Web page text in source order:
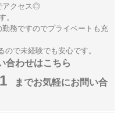
アクセス◎
。
務ですのでプライベートも充
ので未経験でも安心です。
合わせはこちら
までお気軽にお問い合